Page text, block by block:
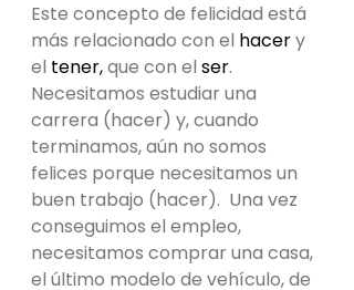
Este concepto de felicidad está
más relacionado con el hacer y
el tener, que con el ser.
Necesitamos estudiar una
carrera (hacer) y, cuando
terminamos, aún no somos
felices porque necesitamos un
buen trabajo (hacer).  Una vez
conseguimos el empleo,
necesitamos comprar una casa,
el último modelo de vehículo, de